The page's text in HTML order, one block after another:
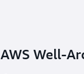
AWS Well-